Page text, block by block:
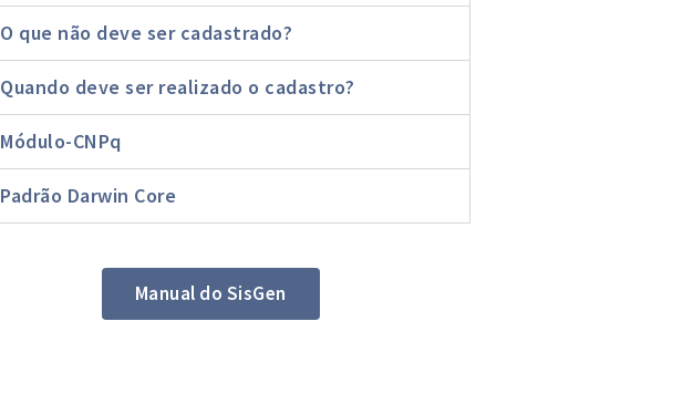
O que não deve ser cadastrado?
Quando deve ser realizado o cadastro?
Módulo-CNPq
Padrão Darwin Core
Manual do SisGen